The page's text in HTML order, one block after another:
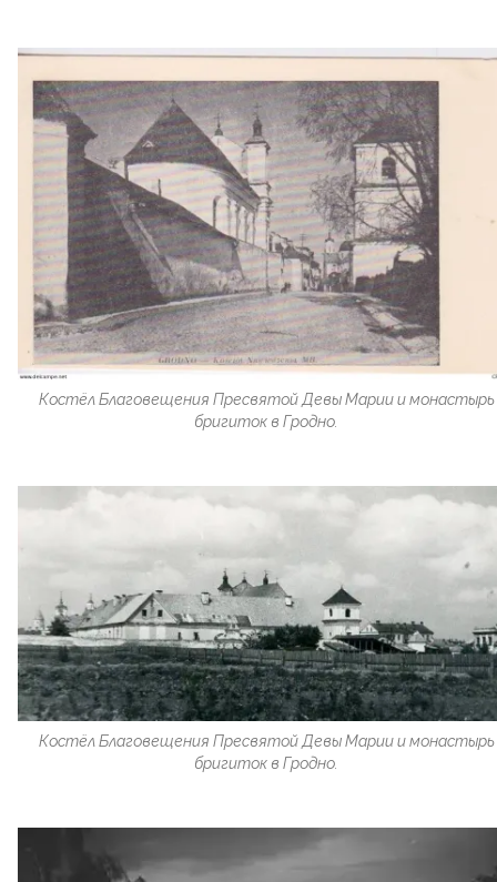
Костёл Благовещения Пресвятой Девы Марии и монастырь
бригиток в Гродно.
Костёл Благовещения Пресвятой Девы Марии и монастырь
бригиток в Гродно.